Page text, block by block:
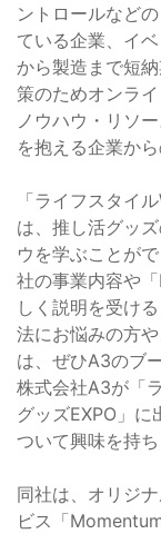
ントロールなど
ている企業、イ
から製造まで短
策のためオンラ
ノウハウ・リソ
を抱える企業か
「ライフスタイ
は、推し活グッ
ウを学ぶことが
社の事業内容や
しく説明を受け
法にお悩みの方
は、ぜひA3のブ
株式会社A3が「
グッズEXPO」
ついて興味を持ち
同社は、オリジ
ビス「